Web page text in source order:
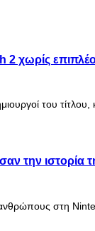
2 χωρίς
του
την ιστορία
στη